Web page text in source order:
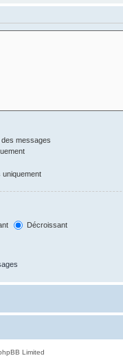
messages
uniquement
Décroissant
Limited